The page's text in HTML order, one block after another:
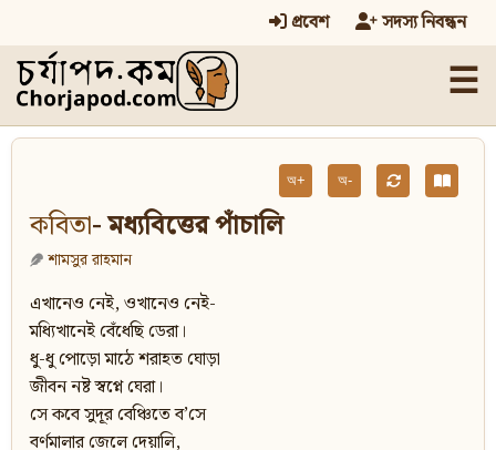
প্রবেশ সদস্য নিবন্ধন
☰
অ+ অ-
কবিতা- মধ্যবিত্তের পাঁচালি
শামসুর রাহমান
এখানেও নেই, ওখানেও নেই-
মধ্যিখানেই বেঁধেছি ডেরা।
ধু-ধু পোড়ো মাঠে শরাহত ঘোড়া
জীবন নষ্ট স্বপ্নে ঘেরা।
সে কবে সুদূর বেঞ্চিতে ব’সে
বর্ণমালার জেলে দেয়ালি,